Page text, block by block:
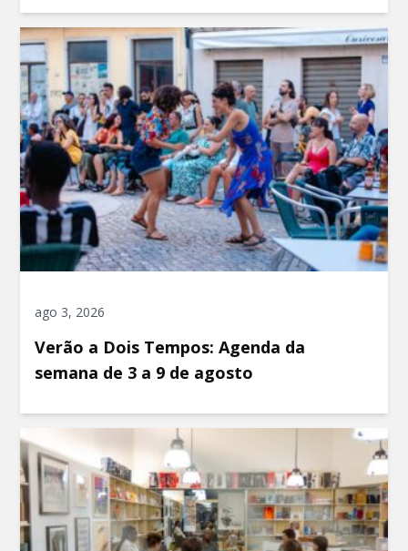
ago 3, 2026
Verão a Dois Tempos: Agenda da
semana de 3 a 9 de agosto